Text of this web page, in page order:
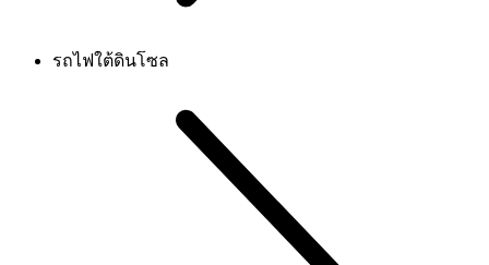
รถไฟใต้ดินโซล